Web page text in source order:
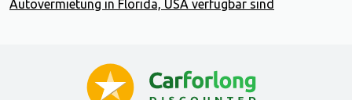
Autovermietung in Florida, USA verfügbar sind